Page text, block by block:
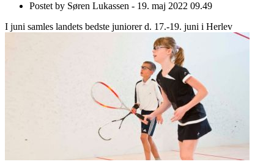
Postet by Søren Lukassen - 19. maj 2022 09.49
I juni samles landets bedste juniorer d. 17.-19. juni i Herlev